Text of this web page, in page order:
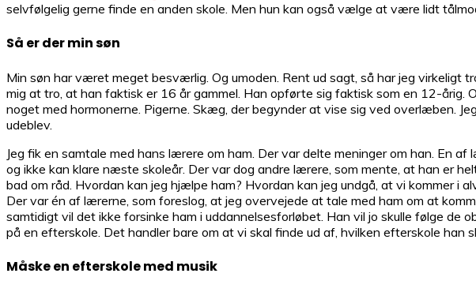
selvfølgelig gerne finde en anden skole. Men hun kan også vælge at være lidt
Så er der min søn
Min søn har været meget besværlig. Og umoden. Rent ud sagt, så har jeg
mig at tro, at han faktisk er 16 år gammel. Han opførte sig faktisk som en 12-
noget med hormonerne. Pigerne. Skæg, der begynder at vise sig ved overlæben.
udeblev.
Jeg fik en samtale med hans lærere om ham. Der var delte meninger om han. En
og ikke kan klare næste skoleår. Der var dog andre lærere, som mente, at han er
bad om råd. Hvordan kan jeg hjælpe ham? Hvordan kan jeg undgå, at vi kommer i
Der var én af lærerne, som foreslog, at jeg overvejede at tale med ham om at
samtidigt vil det ikke forsinke ham i uddannelsesforløbet. Han vil jo skulle følge de
på en efterskole. Det handler bare om at vi skal finde ud af, hvilken efterskole han
Måske en efterskole med musik